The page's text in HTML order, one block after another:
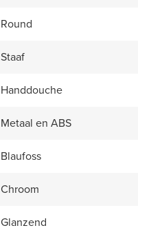
Round
Staaf
Handdouche
Metaal en ABS
Blaufoss
Chroom
Glanzend